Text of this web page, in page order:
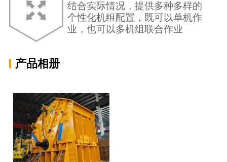
结合实际情况，提供多种多样的
个性化机组配置，既可以单机作
业，也可以多机组联合作业
产品相册